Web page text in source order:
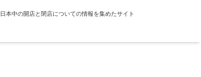
日本中の開店と閉店についての情報を集めたサイト